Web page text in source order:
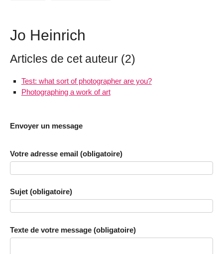
Jo Heinrich
Articles de cet auteur (2)
Test: what sort of photographer are you?
Photographing a work of art
Envoyer un message
Votre adresse email (obligatoire)
Sujet (obligatoire)
Texte de votre message (obligatoire)